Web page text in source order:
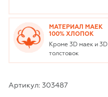
МАТЕРИАЛ МАЕК
100% ХЛОПОК
Кроме 3D маек и 3D
толстовок
Артикул: 303487